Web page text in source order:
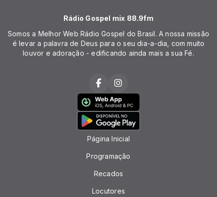
Rádio Gospel mix 88.9fm
Somos a Melhor Web Rádio Gospel do Brasil. A nossa missão
é levar a palavra de Deus para o seu dia-a-dia, com muito
louvor e adoração - edificando ainda mais a sua Fé.
Página Inicial
Programação
Recados
Locutores